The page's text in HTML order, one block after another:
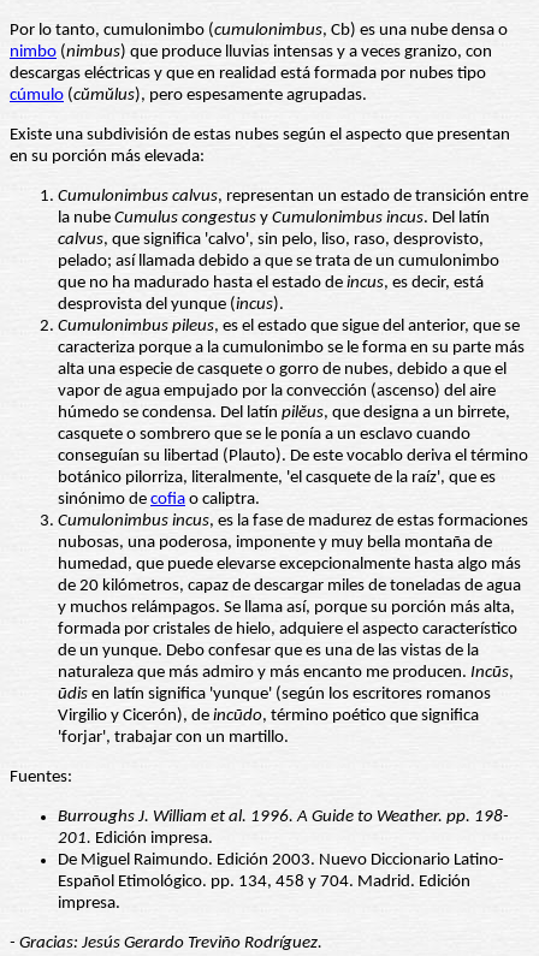
Por lo tanto, cumulonimbo (cumulonimbus, Cb) es una nube densa o
nimbo (nimbus) que produce lluvias intensas y a veces granizo, con
descargas eléctricas y que en realidad está formada por nubes tipo
cúmulo (cŭmŭlus), pero espesamente agrupadas.
Existe una subdivisión de estas nubes según el aspecto que presentan
en su porción más elevada:
Cumulonimbus calvus, representan un estado de transición entre
la nube Cumulus congestus y Cumulonimbus incus. Del latín
calvus, que significa 'calvo', sin pelo, liso, raso, desprovisto,
pelado; así llamada debido a que se trata de un cumulonimbo
que no ha madurado hasta el estado de incus, es decir, está
desprovista del yunque (incus).
Cumulonimbus pileus, es el estado que sigue del anterior, que se
caracteriza porque a la cumulonimbo se le forma en su parte más
alta una especie de casquete o gorro de nubes, debido a que el
vapor de agua empujado por la convección (ascenso) del aire
húmedo se condensa. Del latín pilĕus, que designa a un birrete,
casquete o sombrero que se le ponía a un esclavo cuando
conseguían su libertad (Plauto). De este vocablo deriva el término
botánico pilorriza, literalmente, 'el casquete de la raíz', que es
sinónimo de cofia o caliptra.
Cumulonimbus incus, es la fase de madurez de estas formaciones
nubosas, una poderosa, imponente y muy bella montaña de
humedad, que puede elevarse excepcionalmente hasta algo más
de 20 kilómetros, capaz de descargar miles de toneladas de agua
y muchos relámpagos. Se llama así, porque su porción más alta,
formada por cristales de hielo, adquiere el aspecto característico
de un yunque. Debo confesar que es una de las vistas de la
naturaleza que más admiro y más encanto me producen. Incūs,
ūdis en latín significa 'yunque' (según los escritores romanos
Virgilio y Cicerón), de incūdo, término poético que significa
'forjar', trabajar con un martillo.
Fuentes:
Burroughs J. William et al. 1996. A Guide to Weather. pp. 198-
201. Edición impresa.
De Miguel Raimundo. Edición 2003. Nuevo Diccionario Latino-
Español Etimológico. pp. 134, 458 y 704. Madrid. Edición
impresa.
- Gracias: Jesús Gerardo Treviño Rodríguez.